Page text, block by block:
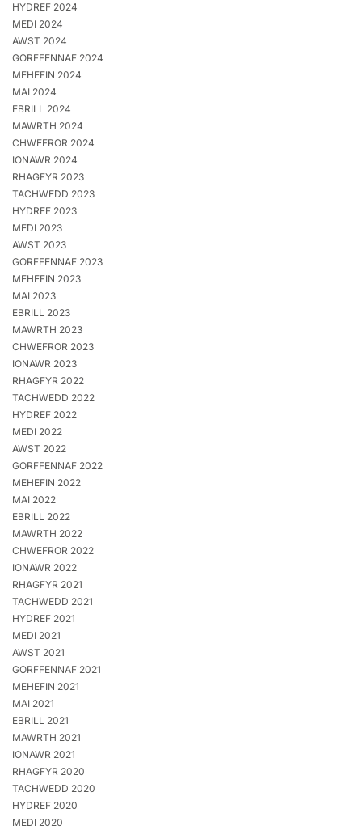
HYDREF 2024
MEDI 2024
AWST 2024
GORFFENNAF 2024
MEHEFIN 2024
MAI 2024
EBRILL 2024
MAWRTH 2024
CHWEFROR 2024
IONAWR 2024
RHAGFYR 2023
TACHWEDD 2023
HYDREF 2023
MEDI 2023
AWST 2023
GORFFENNAF 2023
MEHEFIN 2023
MAI 2023
EBRILL 2023
MAWRTH 2023
CHWEFROR 2023
IONAWR 2023
RHAGFYR 2022
TACHWEDD 2022
HYDREF 2022
MEDI 2022
AWST 2022
GORFFENNAF 2022
MEHEFIN 2022
MAI 2022
EBRILL 2022
MAWRTH 2022
CHWEFROR 2022
IONAWR 2022
RHAGFYR 2021
TACHWEDD 2021
HYDREF 2021
MEDI 2021
AWST 2021
GORFFENNAF 2021
MEHEFIN 2021
MAI 2021
EBRILL 2021
MAWRTH 2021
IONAWR 2021
RHAGFYR 2020
TACHWEDD 2020
HYDREF 2020
MEDI 2020